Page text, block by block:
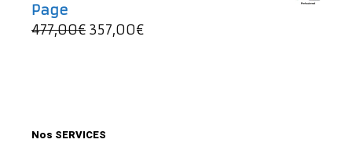
était :
197,00€.
est :
Page
477,00€ Le
357,00€Le
Nos SERVICES